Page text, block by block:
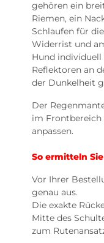
gehören ein
Riemen, ein
Schlaufen für
Widerrist und
Hund
Reflektoren an
der Dunkelheit
Der
im Frontbereich
anpassen.
So ermitteln
Vor Ihrer
genau aus.
Die exakte
Mitte des
zum